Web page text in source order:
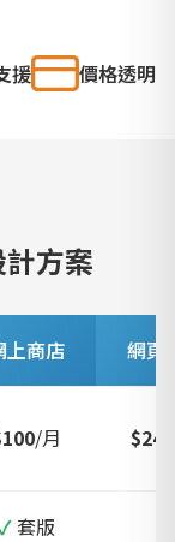
援 價格透明
方案
上商店 網頁
/月 $240
套版